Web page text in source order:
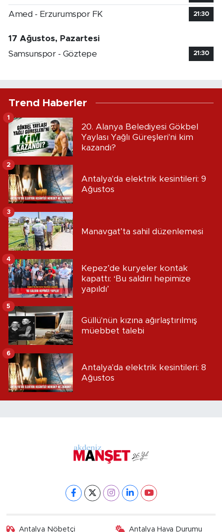
Amed - Erzurumspor FK 21:30
17 Ağustos, Pazartesi
Samsunspor - Göztepe
21:30
Trend Haberler
20. Alanya Belediyesi Gökbel
Yaylası Yağlı Güreşleri'ni kim
kazandı?
1
Antalya'da elektrik kesintileri: 9
Ağustos
2
Manavgat’ta sahil düzenlemesi
3
Kepez’de kuryeler kontak
kapattı: ‘Bu saldırı hepimize
yapıldı’
4
Güllü'nün kızına ağırlaştırılmış
müebbet talebi
5
Antalya'da elektrik kesintileri: 8
Ağustos
6
Antalya Nöbetçi Antalya Hava Durumu